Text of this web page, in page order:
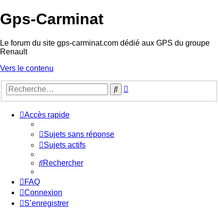
Gps-Carminat
Le forum du site gps-carminat.com dédié aux GPS du groupe
Renault
Vers le contenu
Rechercher
Accès rapide
Sujets sans réponse
Sujets actifs
Rechercher
FAQ
Connexion
S’enregistrer